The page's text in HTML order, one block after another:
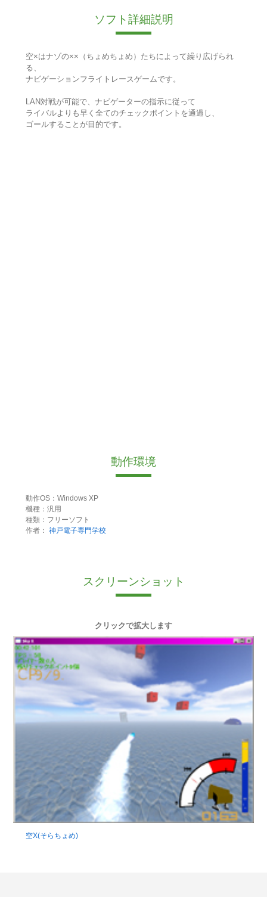
ソフト詳細説明
空×はナゾの××（ちょめちょめ）たちによって繰り広げられ
る、
ナビゲーションフライトレースゲームです。
LAN対戦が可能で、ナビゲーターの指示に従って
ライバルよりも早く全てのチェックポイントを通過し、
ゴールすることが目的です。
動作環境
動作OS：Windows XP
機種：汎用
種類：フリーソフト
作者： 神戸電子専門学校
スクリーンショット
クリックで拡大します
空X(そらちょめ)